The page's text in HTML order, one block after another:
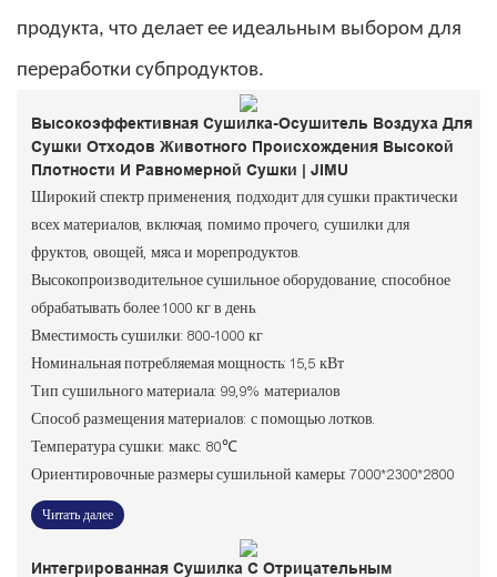
продукта, что делает ее идеальным выбором для
переработки субпродуктов.
Высокоэффективная Сушилка-Осушитель Воздуха Для
Сушки Отходов Животного Происхождения Высокой
Плотности И Равномерной Сушки | JIMU
Широкий спектр применения, подходит для сушки практически
всех материалов, включая, помимо прочего, сушилки для
фруктов, овощей, мяса и морепродуктов.
Высокопроизводительное сушильное оборудование, способное
обрабатывать более 1000 кг в день.
Вместимость сушилки: 800-1000 кг
Номинальная потребляемая мощность: 15,5 кВт
Тип сушильного материала: 99,9% материалов
Способ размещения материалов: с помощью лотков.
Температура сушки: макс. 80℃
Ориентировочные размеры сушильной камеры: 7000*2300*2800
Читать далее
Интегрированная Сушилка С Отрицательным